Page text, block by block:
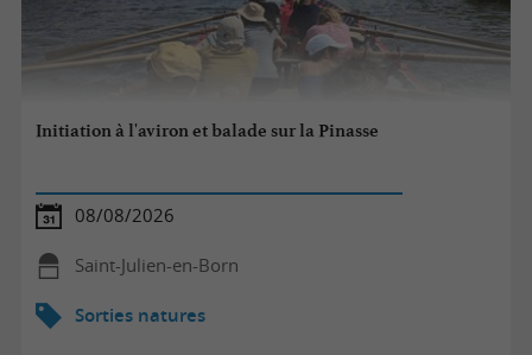
Initiation à l'aviron et balade sur la Pinasse
08/08/2026
Saint-Julien-en-Born
Sorties natures